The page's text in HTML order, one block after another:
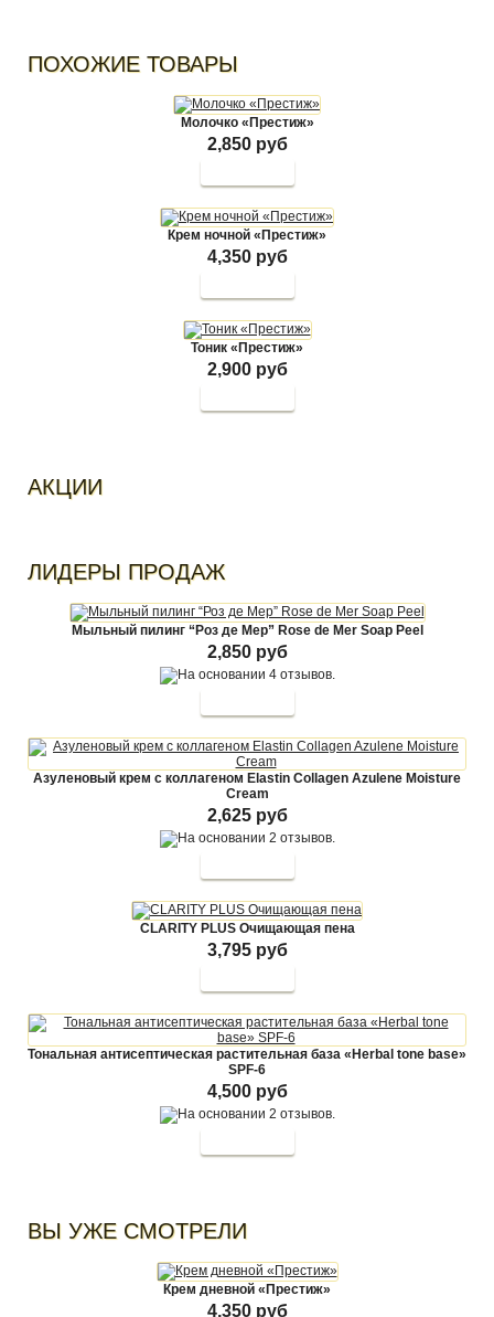
ПОХОЖИЕ ТОВАРЫ
Молочко «Престиж»
2,850 руб
Крем ночной «Престиж»
4,350 руб
Тоник «Престиж»
2,900 руб
АКЦИИ
ЛИДЕРЫ ПРОДАЖ
Мыльный пилинг “Роз де Мер” Rose de Mer Soap Peel
2,850 руб
Азуленовый крем с коллагеном Elastin Collagen Azulene Moisture
Cream
2,625 руб
CLARITY PLUS Очищающая пена
3,795 руб
Тональная антисептическая растительная база «Herbal tone base»
SPF-6
4,500 руб
ВЫ УЖЕ СМОТРЕЛИ
Крем дневной «Престиж»
4,350 руб